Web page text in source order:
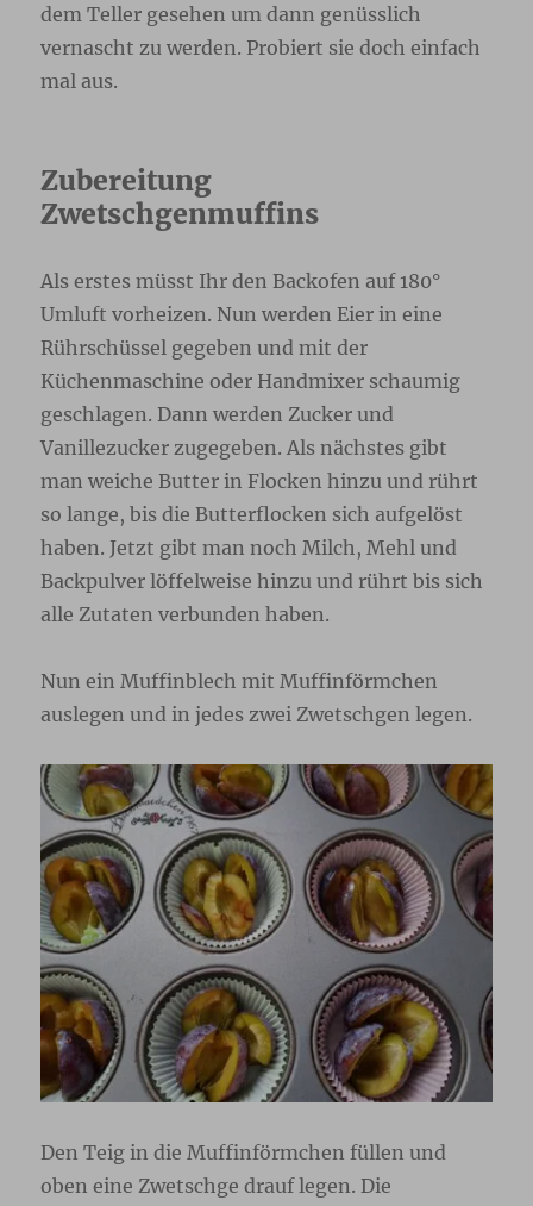
dem Teller gesehen um dann genüsslich
vernascht zu werden. Probiert sie doch einfach
mal aus.
Zubereitung
Zwetschgenmuffins
Als erstes müsst Ihr den Backofen auf 180°
Umluft vorheizen. Nun werden Eier in eine
Rührschüssel gegeben und mit der
Küchenmaschine oder Handmixer schaumig
geschlagen. Dann werden Zucker und
Vanillezucker zugegeben. Als nächstes gibt
man weiche Butter in Flocken hinzu und rührt
so lange, bis die Butterflocken sich aufgelöst
haben. Jetzt gibt man noch Milch, Mehl und
Backpulver löffelweise hinzu und rührt bis sich
alle Zutaten verbunden haben.
Nun ein Muffinblech mit Muffinförmchen
auslegen und in jedes zwei Zwetschgen legen.
Den Teig in die Muffinförmchen füllen und
oben eine Zwetschge drauf legen. Die